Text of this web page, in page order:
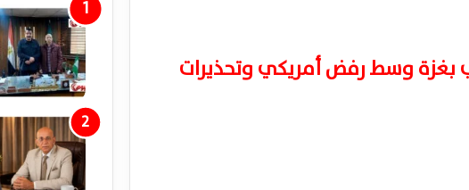
بغزة وسط رفض أمريكي وتحذيرات